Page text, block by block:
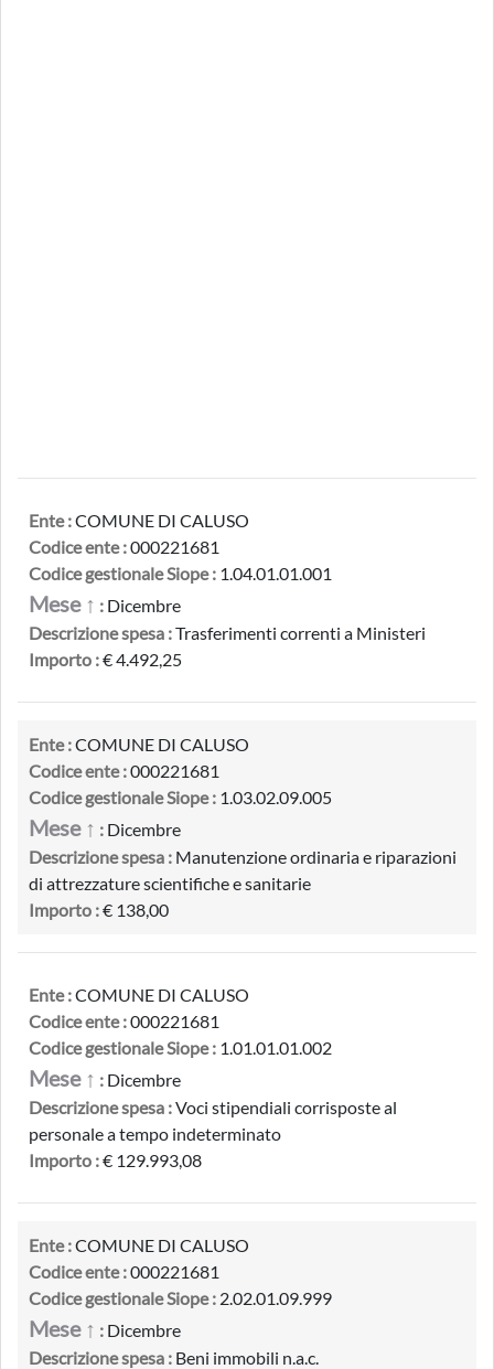
Ente :COMUNE DI CALUSO
Codice ente :000221681
Codice gestionale Siope : 1.04.01.01.001
Mese ↑ : Dicembre
Descrizione spesa :Trasferimenti correnti a Ministeri
Importo :€ 4.492,25
Ente :COMUNE DI CALUSO
Codice ente :000221681
Codice gestionale Siope : 1.03.02.09.005
Mese ↑ : Dicembre
Descrizione spesa : Manutenzione ordinaria e riparazioni
di attrezzature scientifiche e sanitarie
Importo :€ 138,00
Ente :COMUNE DI CALUSO
Codice ente :000221681
Codice gestionale Siope : 1.01.01.01.002
Mese ↑ : Dicembre
Descrizione spesa :Voci stipendiali corrisposte al
personale a tempo indeterminato
Importo :€ 129.993,08
Ente :COMUNE DI CALUSO
Codice ente :000221681
Codice gestionale Siope : 2.02.01.09.999
Mese ↑ : Dicembre
Descrizione spesa : Beni immobili n.a.c.